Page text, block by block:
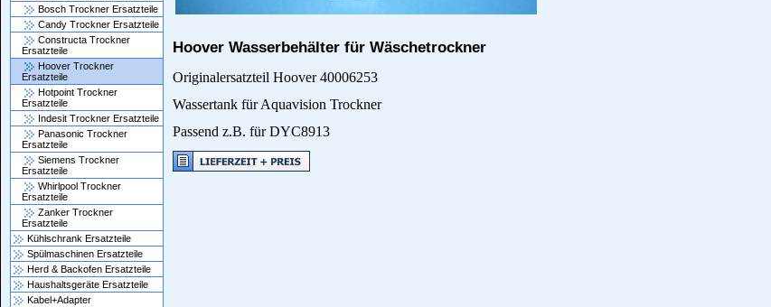
Bosch Trockner Ersatzteile
Candy Trockner Ersatzteile
Constructa Trockner
Ersatzteile
Hoover Trockner
Ersatzteile
Hotpoint Trockner
Ersatzteile
Indesit Trockner Ersatzteile
Panasonic Trockner
Ersatzteile
Siemens Trockner
Ersatzteile
Whirlpool Trockner
Ersatzteile
Zanker Trockner
Ersatzteile
Kühlschrank Ersatzteile
Spülmaschinen Ersatzteile
Herd & Backofen Ersatzteile
Haushaltsgeräte Ersatzteile
Kabel+Adapter
Hoover Wasserbehälter für Wäschetrockner
Originalersatzteil Hoover 40006253
Wassertank für Aquavision Trockner
Passend z.B. für DYC8913